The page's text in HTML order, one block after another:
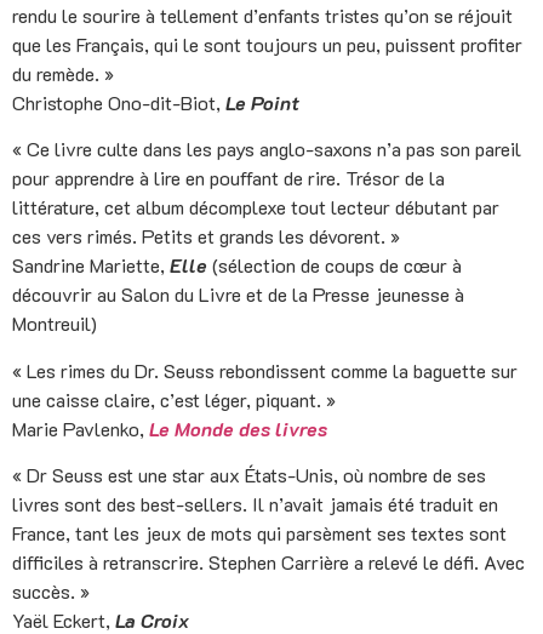
rendu le sourire à tellement d’enfants tristes qu’on se réjouit
que les Français, qui le sont toujours un peu, puissent profiter
du remède. »
Christophe Ono-dit-Biot, Le Point
« Ce livre culte dans les pays anglo-saxons n’a pas son pareil
pour apprendre à lire en pouffant de rire. Trésor de la
littérature, cet album décomplexe tout lecteur débutant par
ces vers rimés. Petits et grands les dévorent. »
Sandrine Mariette, Elle (sélection de coups de cœur à
découvrir au Salon du Livre et de la Presse jeunesse à
Montreuil)
« Les rimes du Dr. Seuss rebondissent comme la baguette sur
une caisse claire, c’est léger, piquant. »
Marie Pavlenko, Le Monde des livres
« Dr Seuss est une star aux États-Unis, où nombre de ses
livres sont des best-sellers. Il n’avait jamais été traduit en
France, tant les jeux de mots qui parsèment ses textes sont
difficiles à retranscrire. Stephen Carrière a relevé le défi. Avec
succès. »
Yaël Eckert, La Croix